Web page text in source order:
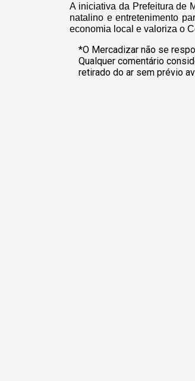
A iniciativa da Prefeitura de
natalino e entretenimento
economia local e valoriza o
*O Mercadizar não se
Qualquer comentário
retirado do ar sem prévio